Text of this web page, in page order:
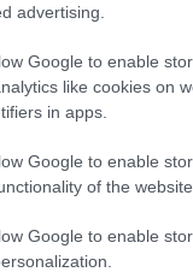
advertising.
Google to enable
like cookies on
in apps.
Google to enable
of the
Google to enable
az
Gosling Star
jól halad a
legvégére